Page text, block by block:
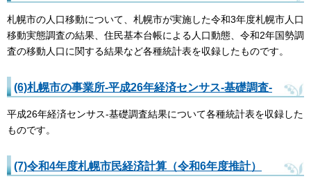
札幌市の人口移動について、札幌市が実施した令和3年度札幌市人口
移動実態調査の結果、住民基本台帳による人口動態、令和2年国勢調
査の移動人口に関する結果など各種統計表を収録したものです。
(6)札幌市の事業所-平成26年経済センサス-基礎調査-
平成26年経済センサス-基礎調査結果について各種統計表を収録した
ものです。
(7)令和4年度札幌市民経済計算（令和6年度推計）